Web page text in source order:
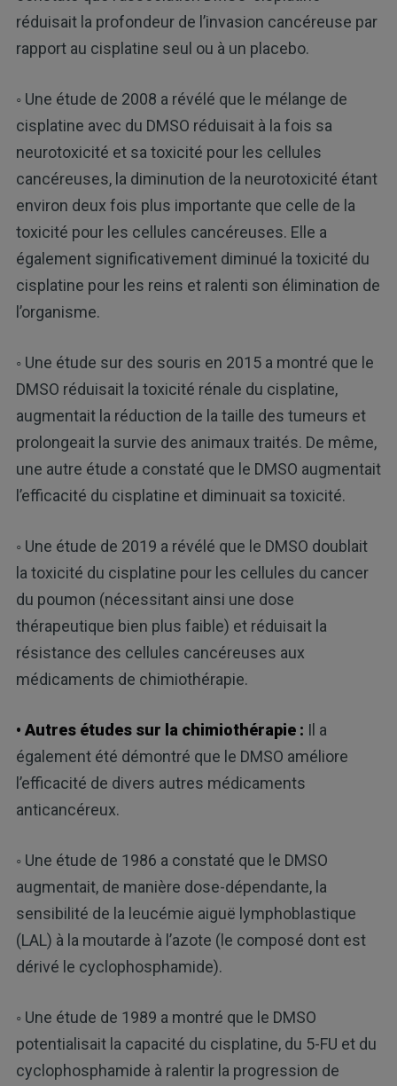
réduisait la profondeur de l’invasion cancéreuse par
rapport au cisplatine seul ou à un placebo.
◦ Une étude de 2008 a révélé que le mélange de
cisplatine avec du DMSO réduisait à la fois sa
neurotoxicité et sa toxicité pour les cellules
cancéreuses, la diminution de la neurotoxicité étant
environ deux fois plus importante que celle de la
toxicité pour les cellules cancéreuses. Elle a
également significativement diminué la toxicité du
cisplatine pour les reins et ralenti son élimination de
l’organisme.
◦ Une étude sur des souris en 2015 a montré que le
DMSO réduisait la toxicité rénale du cisplatine,
augmentait la réduction de la taille des tumeurs et
prolongeait la survie des animaux traités. De même,
une autre étude a constaté que le DMSO augmentait
l’efficacité du cisplatine et diminuait sa toxicité.
◦ Une étude de 2019 a révélé que le DMSO doublait
la toxicité du cisplatine pour les cellules du cancer
du poumon (nécessitant ainsi une dose
thérapeutique bien plus faible) et réduisait la
résistance des cellules cancéreuses aux
médicaments de chimiothérapie.
• Autres études sur la chimiothérapie : Il a
également été démontré que le DMSO améliore
l’efficacité de divers autres médicaments
anticancéreux.
◦ Une étude de 1986 a constaté que le DMSO
augmentait, de manière dose-dépendante, la
sensibilité de la leucémie aiguë lymphoblastique
(LAL) à la moutarde à l’azote (le composé dont est
dérivé le cyclophosphamide).
◦ Une étude de 1989 a montré que le DMSO
potentialisait la capacité du cisplatine, du 5-FU et du
cyclophosphamide à ralentir la progression de